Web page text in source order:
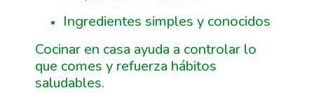
Ingredientes simples y conocidos
Cocinar en casa ayuda a controlar lo
que comes y refuerza hábitos
saludables.